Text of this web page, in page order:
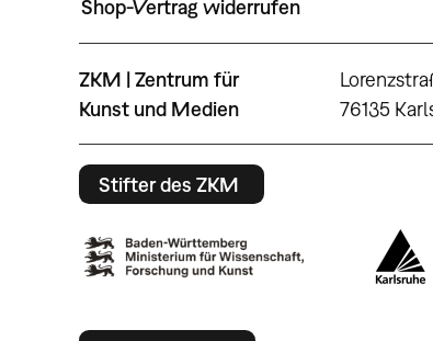
Shop-Vertrag widerrufen
ZKM | Zentrum für
Kunst und Medien
76135
Stifter des ZKM